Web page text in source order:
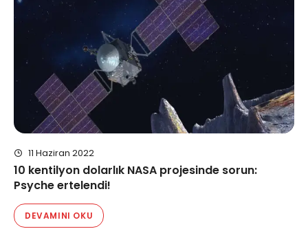
11 Haziran 2022
10 kentilyon dolarlık NASA projesinde sorun:
Psyche ertelendi!
DEVAMINI OKU